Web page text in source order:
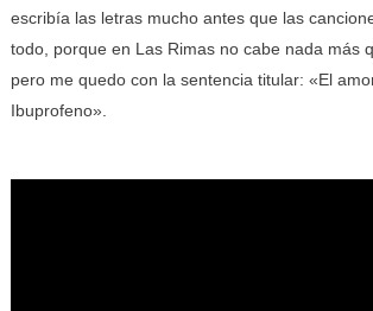
escribía las letras mucho antes que las
todo, porque en Las Rimas no cabe nada más
pero me quedo con la sentencia titular: «El
Ibuprofeno».